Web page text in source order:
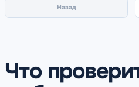
Назад
Что